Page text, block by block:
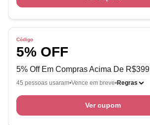
Código
5% OFF
5% Off Em Compras Acima De R$399
45 pessoas usaram Vence em breve Regras
Ver cupom